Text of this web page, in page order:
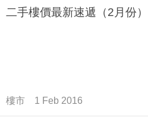
二手樓價最新速遞（2月份）
樓市 1 Feb 2016